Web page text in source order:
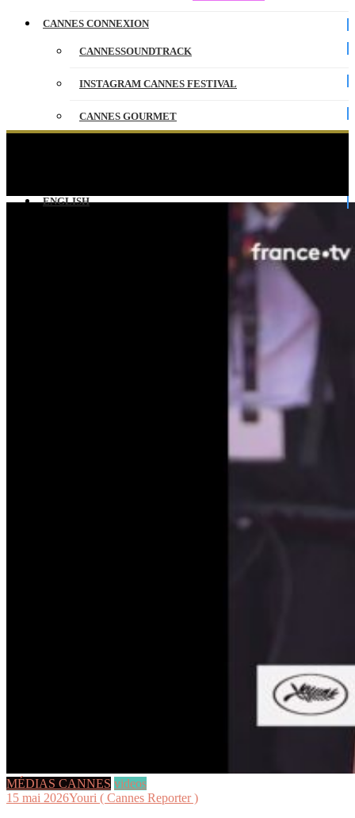
CANNES CONNEXION
CANNESSOUNDTRACK
INSTAGRAM CANNES FESTIVAL
CANNES GOURMET
ENGLISH
MÉDIAS CANNES videos
15 mai 2026Youri ( Cannes Reporter )